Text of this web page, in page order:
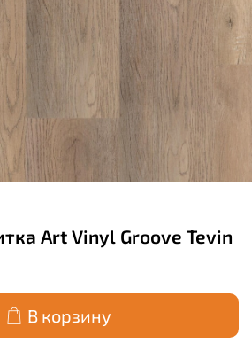
Art Vinyl Groove Tevin
В корзину